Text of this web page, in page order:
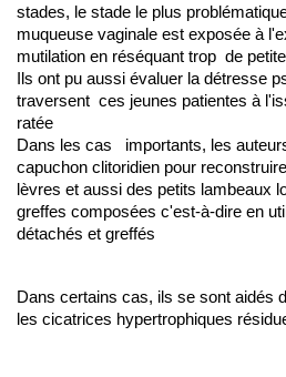
stades, le stade le plus
muqueuse vaginale est exposée à
mutilation en réséquant trop  de
Ils ont pu aussi évaluer la détresse
traversent  ces jeunes patientes à
ratée
Dans les cas   importants, les
capuchon clitoridien pour
lèvres et aussi des petits lambeaux
greffes composées c'est-à-dire en
détachés et greffés
Dans certains cas, ils se sont aidés
les cicatrices hypertrophiques